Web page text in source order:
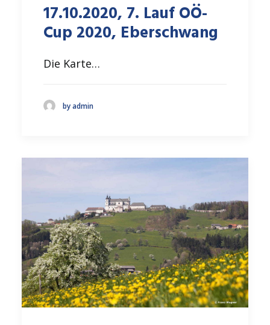
17.10.2020, 7. Lauf OÖ-
Cup 2020, Eberschwang
Die Karte…
by admin